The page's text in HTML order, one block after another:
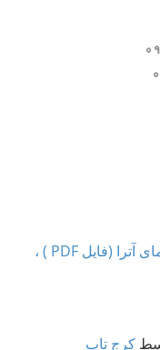
لطفا جهت مشاهده رزومه شرکت آریا نمای آترا (فایل PDF ) ،
کرج تاپ